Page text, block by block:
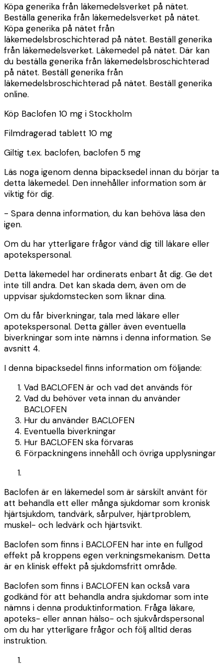
Köpa generika från läkemedelsverket på nätet.
Beställa generika från läkemedelsverket på nätet.
Köpa generika på nätet från
läkemedelsbroschichterad på nätet. Beställ generika
från läkemedelsverket. Läkemedel på nätet. Där kan
du beställa generika från läkemedelsbroschichterad
på nätet. Beställ generika från
läkemedelsbroschichterad på nätet. Beställ generika
online.
Köp Baclofen 10 mg i Stockholm
Filmdragerad tablett 10 mg
Giltig t.ex. baclofen, baclofen 5 mg
Läs noga igenom denna bipacksedel innan du börjar ta
detta läkemedel. Den innehåller information som är
viktig för dig.
- Spara denna information, du kan behöva läsa den
igen.
Om du har ytterligare frågor vänd dig till läkare eller
apotekspersonal.
Detta läkemedel har ordinerats enbart åt dig. Ge det
inte till andra. Det kan skada dem, även om de
uppvisar sjukdomstecken som liknar dina.
Om du får biverkningar, tala med läkare eller
apotekspersonal. Detta gäller även eventuella
biverkningar som inte nämns i denna information. Se
avsnitt 4.
I denna bipacksedel finns information om följande:
Vad BACLOFEN är och vad det används för
Vad du behöver veta innan du använder
BACLOFEN
Hur du använder BACLOFEN
Eventuella biverkningar
Hur BACLOFEN ska förvaras
Förpackningens innehåll och övriga upplysningar
Baclofen är en läkemedel som är särskilt använt för
att behandla ett eller många sjukdomar som kronisk
hjärtsjukdom, tandvärk, sårpulver, hjärtproblem,
muskel- och ledvärk och hjärtsvikt.
Baclofen som finns i BACLOFEN har inte en fullgod
effekt på kroppens egen verkningsmekanism. Detta
är en klinisk effekt på sjukdomsfritt område.
Baclofen som finns i BACLOFEN kan också vara
godkänd för att behandla andra sjukdomar som inte
nämns i denna produktinformation. Fråga läkare,
apoteks- eller annan hälso- och sjukvårdspersonal
om du har ytterligare frågor och följ alltid deras
instruktion.